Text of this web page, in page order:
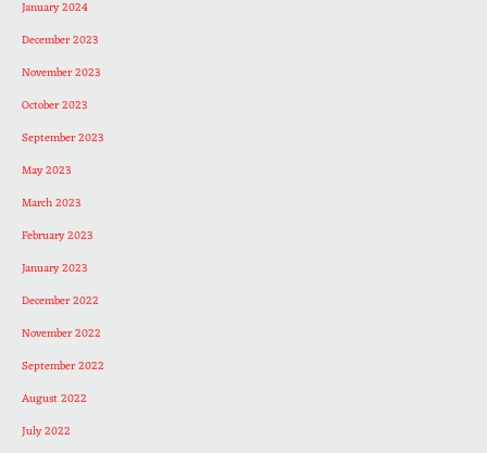
January 2024
December 2023
November 2023
October 2023
September 2023
May 2023
March 2023
February 2023
January 2023
December 2022
November 2022
September 2022
August 2022
July 2022